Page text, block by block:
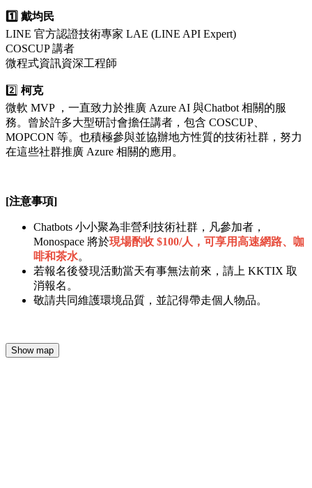
1️⃣ 戴均民
LINE 官方認證技術專家 LAE (LINE API Expert)
COSCUP 講者
微程式資訊資深工程師
2️⃣ 柯克
微軟 MVP ，一直致力於推廣 Azure AI 與Chatbot 相關的服
務。曾於許多大型研討會擔任講者，包含 COSCUP、
MOPCON 等。也積極參與並協辦地方性質的技術社群，努力
在這些社群推廣 Azure 相關的應用。
[注意事項]
Chatbots 小小聚為非營利技術社群，凡參加者，
Monospace 將於現場酌收 $100/人，可享用高速網路、咖
啡和茶水。
若報名後發現活動當天有事無法前來，請上 KKTIX 取
消報名。
敬請共同維護環境品質，並記得帶走個人物品。
Show map